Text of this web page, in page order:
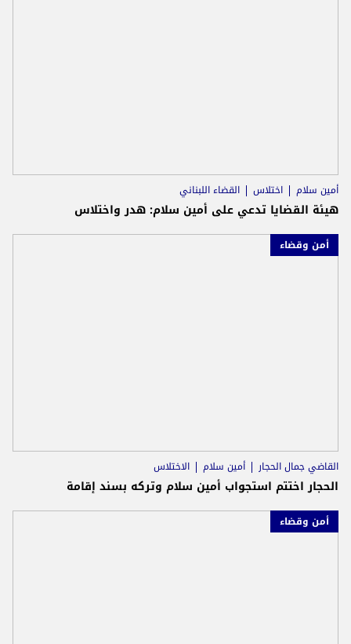
أمين سلام اختلاس القضاء اللبناني
هيئة القضايا تدعي على أمين سلام: هدر واختلاس
أمن وقضاء
القاضي جمال الحجار أمين سلام الاختلاس
الحجار اختتم استجواب أمين سلام وتركه بسند إقامة
أمن وقضاء